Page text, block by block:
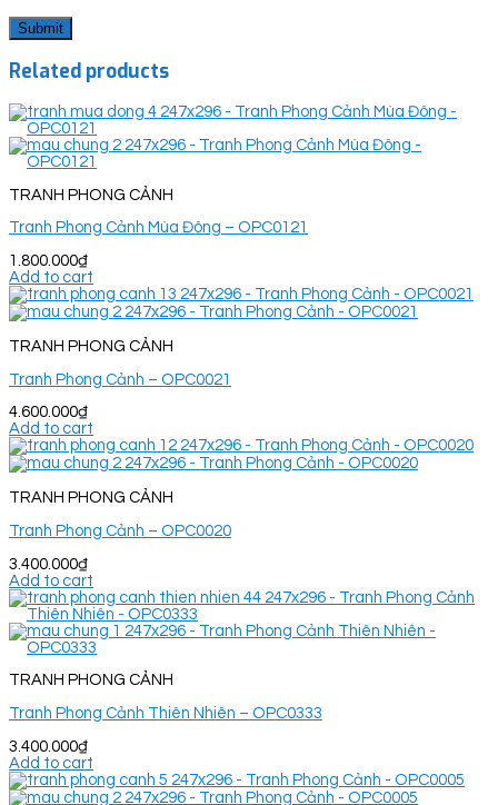
Related products
TRANH PHONG CẢNH
Tranh Phong Cảnh Mùa Đông – OPC0121
1.800.000₫
Add to cart
TRANH PHONG CẢNH
Tranh Phong Cảnh – OPC0021
4.600.000₫
Add to cart
TRANH PHONG CẢNH
Tranh Phong Cảnh – OPC0020
3.400.000₫
Add to cart
TRANH PHONG CẢNH
Tranh Phong Cảnh Thiên Nhiên – OPC0333
3.400.000₫
Add to cart